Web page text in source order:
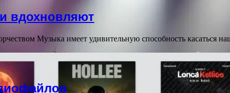
вдохновляют
Музыка имеет удивительную способность касаться